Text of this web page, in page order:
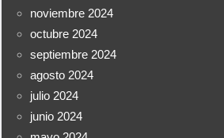
noviembre 2024
octubre 2024
septiembre 2024
agosto 2024
julio 2024
junio 2024